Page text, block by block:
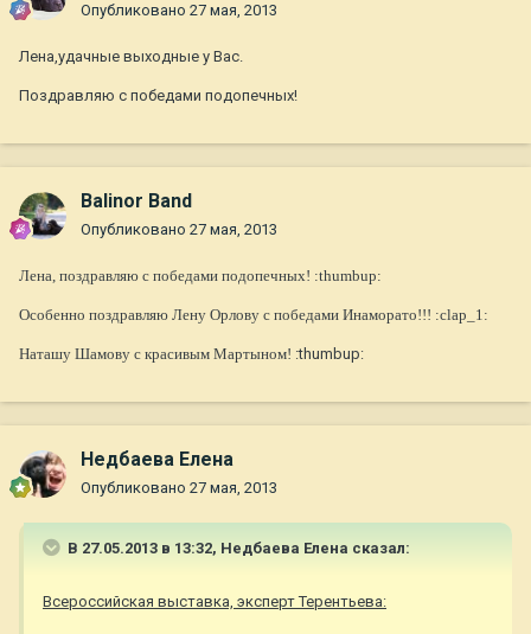
Опубликовано 27 мая, 2013
Лена,удачные выходные у Вас.
Поздравляю с победами подопечных!
Balinor Band
Опубликовано 27 мая, 2013
Лена, поздравляю с победами подопечных! :thumbup:
Особенно поздравляю Лену Орлову с победами Инаморато!!! :clap_1:
Наташу Шамову с красивым Мартыном! :thumbup:
Недбаева Елена
Опубликовано 27 мая, 2013
В 27.05.2013 в 13:32, Недбаева Елена сказал:
Всероссийская выставка, эксперт Терентьева: